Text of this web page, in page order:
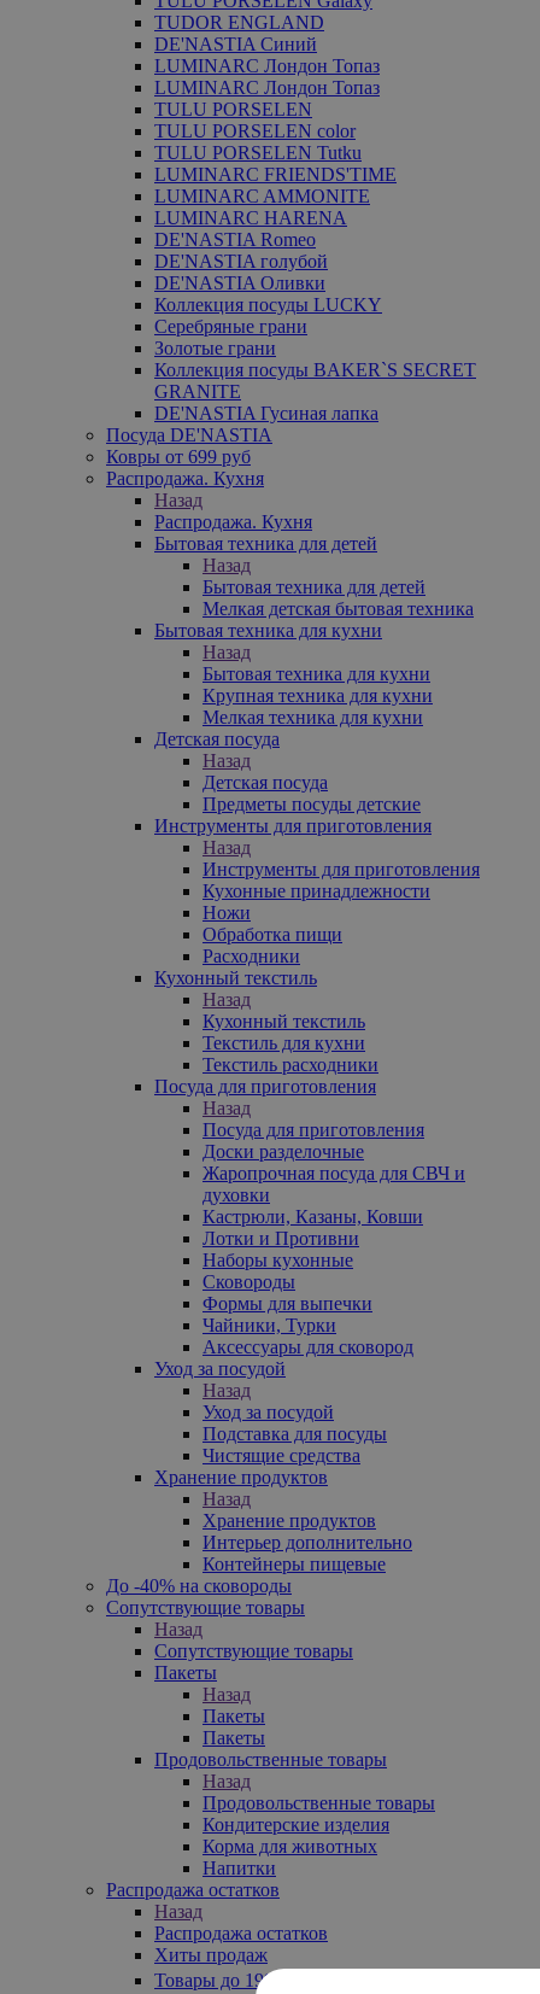
TUDOR ENGLAND
DE'NASTIA Синий
LUMINARC Лондон Топаз
LUMINARC Лондон Топаз
TULU PORSELEN
TULU PORSELEN color
TULU PORSELEN Tutku
LUMINARC FRIENDS'TIME
LUMINARC AMMONITE
LUMINARC HARENA
DE'NASTIA Romeo
DE'NASTIA голубой
DE'NASTIA Оливки
Коллекция посуды LUCKY
Серебряные грани
Золотые грани
Коллекция посуды BAKER`S SECRET
GRANITE
DE'NASTIA Гусиная лапка
Посуда DE'NASTIA
Ковры от 699 руб
Распродажа. Кухня
Назад
Распродажа. Кухня
Бытовая техника для детей
Назад
Бытовая техника для детей
Мелкая детская бытовая техника
Бытовая техника для кухни
Назад
Бытовая техника для кухни
Крупная техника для кухни
Мелкая техника для кухни
Детская посуда
Назад
Детская посуда
Предметы посуды детские
Инструменты для приготовления
Назад
Инструменты для приготовления
Кухонные принадлежности
Ножи
Обработка пищи
Расходники
Кухонный текстиль
Назад
Кухонный текстиль
Текстиль для кухни
Текстиль расходники
Посуда для приготовления
Назад
Посуда для приготовления
Доски разделочные
Жаропрочная посуда для СВЧ и
духовки
Кастрюли, Казаны, Ковши
Лотки и Противни
Наборы кухонные
Сковороды
Формы для выпечки
Чайники, Турки
Аксессуары для сковород
Уход за посудой
Назад
Уход за посудой
Подставка для посуды
Чистящие средства
Хранение продуктов
Назад
Хранение продуктов
Интерьер дополнительно
Контейнеры пищевые
До -40% на сковороды
Сопутствующие товары
Назад
Сопутствующие товары
Пакеты
Назад
Пакеты
Пакеты
Продовольственные товары
Назад
Продовольственные товары
Кондитерские изделия
Корма для животных
Напитки
Распродажа остатков
Назад
Распродажа остатков
Хиты продаж
Товары до 199₽